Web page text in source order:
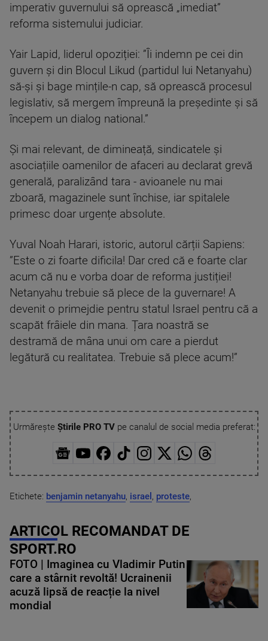
imperativ guvernului să oprească „imediat”
reforma sistemului judiciar.
Yair Lapid, liderul opoziției: ”Îi indemn pe cei din
guvern și din Blocul Likud (partidul lui Netanyahu)
să-și și bage mințile-n cap, să oprească procesul
legislativ, să mergem împreună la președinte și să
începem un dialog national.”
Și mai relevant, de dimineață, sindicatele și
asociațiile oamenilor de afaceri au declarat grevă
generală, paralizând tara - avioanele nu mai
zboară, magazinele sunt închise, iar spitalele
primesc doar urgențe absolute.
Yuval Noah Harari, istoric, autorul cărții Sapiens:
”Este o zi foarte dificila! Dar cred că e foarte clar
acum că nu e vorba doar de reforma justiției!
Netanyahu trebuie să plece de la guvernare! A
devenit o primejdie pentru statul Israel pentru că a
scapăt frâiele din mana. Țara noastră se
destramă de mâna unui om care a pierdut
legătură cu realitatea. Trebuie să plece acum!”
Urmărește Știrile PRO TVpe canalul de social media preferat:
Etichete: benjamin netanyahu, israel , proteste,
ARTICOL RECOMANDAT DE
SPORT.RO
FOTO | Imaginea cu Vladimir Putin
care a stârnit revoltă! Ucrainenii
acuză lipsă de reacție la nivel
mondial